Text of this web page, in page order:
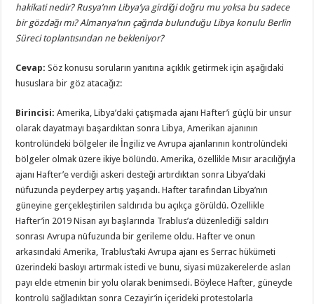
hakikati nedir? Rusya’nın Libya’ya girdiği doğru mu yoksa bu sadece
bir gözdağı mı? Almanya’nın çağrıda bulunduğu Libya konulu Berlin
Süreci toplantısından ne bekleniyor?
Cevap: Söz konusu soruların yanıtına açıklık getirmek için aşağıdaki
hususlara bir göz atacağız:
Birincisi: Amerika, Libya’daki çatışmada ajanı Hafter’i güçlü bir unsur
olarak dayatmayı başardıktan sonra Libya, Amerikan ajanının
kontrolündeki bölgeler ile İngiliz ve Avrupa ajanlarının kontrolündeki
bölgeler olmak üzere ikiye bölündü. Amerika, özellikle Mısır aracılığıyla
ajanı Hafter’e verdiği askeri desteği artırdıktan sonra Libya’daki
nüfuzunda peyderpey artış yaşandı. Hafter tarafından Libya’nın
güneyine gerçekleştirilen saldırıda bu açıkça görüldü. Özellikle
Hafter’in 2019 Nisan ayı başlarında Trablus’a düzenlediği saldırı
sonrası Avrupa nüfuzunda bir gerileme oldu. Hafter ve onun
arkasındaki Amerika, Trablus’taki Avrupa ajanı es Serrac hükümeti
üzerindeki baskıyı artırmak istedi ve bunu, siyasi müzakerelerde aslan
payı elde etmenin bir yolu olarak benimsedi. Böylece Hafter, güneyde
kontrolü sağladıktan sonra Cezayir’in içerideki protestolarla